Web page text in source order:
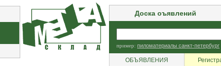
Доска оъявлений
пример: пиломатериалы санкт-петербург
ОБЪЯВЛЕНИЯ